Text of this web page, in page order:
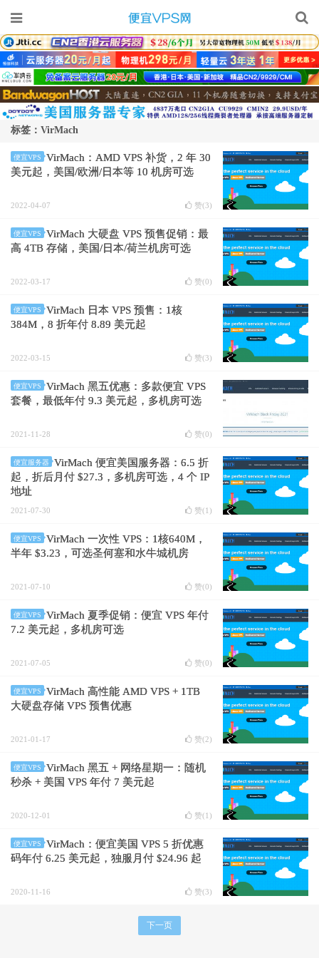
标签：VirMach
便宜VPS
VirMach：AMD VPS 补货，2 年 30
美元起，美国/欧洲/日本等 10 机房可选
2022-04-07 赞(3)
便宜VPS
VirMach 大硬盘 VPS 预售促销：最
高 4TB 存储，美国/日本/荷兰机房可选
2022-03-17 赞(0)
便宜VPS
VirMach 日本 VPS 预售：1核
384M，8 折年付 8.89 美元起
2022-03-15 赞(3)
便宜VPS
VirMach 黑五优惠：多款便宜 VPS
套餐，最低年付 9.3 美元起，多机房可选
2021-11-28 赞(0)
便宜服务器
VirMach 便宜美国服务器：6.5 折
起，折后月付 $27.3，多机房可选，4 个 IP
地址
2021-07-30 赞(1 )
便宜VPS
VirMach 一次性 VPS：1核640M，
半年 $3.23，可选圣何塞和水牛城机房
2021-07-10 赞(0)
便宜VPS
VirMach 夏季促销：便宜 VPS 年付
7.2 美元起，多机房可选
2021-07-05 赞(0)
便宜VPS
VirMach 高性能 AMD VPS + 1TB
大硬盘存储 VPS 预售优惠
2021-01-17 赞(2)
便宜VPS
VirMach 黑五 + 网络星期一：随机
秒杀 + 美国 VPS 年付 7 美元起
2020-12-01 赞(1 )
便宜VPS
VirMach：便宜美国 VPS 5 折优惠
码年付 6.25 美元起，独服月付 $24.96 起
2020-11-16 赞(3)
下一页